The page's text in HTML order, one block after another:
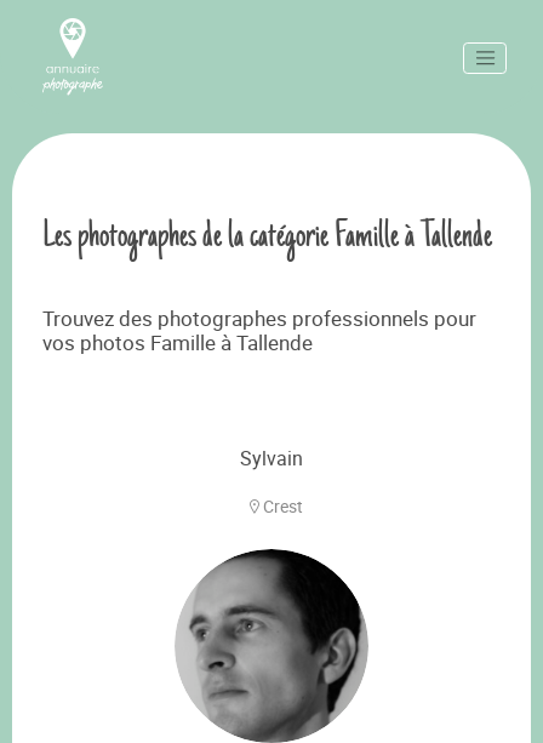
Les photographes de la catégorie Famille à Tallende
Trouvez des photographes professionnels pour
vos photos Famille à Tallende
Sylvain
Crest